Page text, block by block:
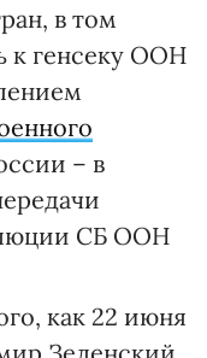
в том
к генсеку ООН
– в
СБ ООН
как 22 июня